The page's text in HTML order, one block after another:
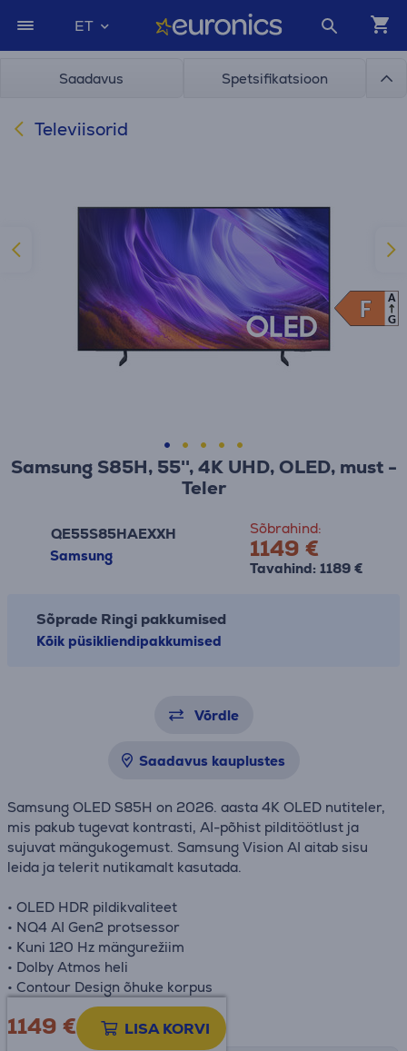
ET
Saadavus Spetsifikatsioon
Televiisorid
Samsung S85H, 55'', 4K UHD, OLED, must -
Teler
QE55S85HAEXXH
Samsung
Sõbrahind:
1149 €
Tavahind: 1189 €
Sõprade Ringi pakkumised
Kõik püsikliendipakkumised
Võrdle
Saadavus kauplustes
Samsung OLED S85H on 2026. aasta 4K OLED nutiteler,
mis pakub tugevat kontrasti, AI-põhist pilditöötlust ja
sujuvat mängukogemust. Samsung Vision AI aitab sisu
leida ja telerit nutikamalt kasutada.
• OLED HDR pildikvaliteet
• NQ4 AI Gen2 protsessor
• Kuni 120 Hz mängurežiim
• Dolby Atmos heli
• Contour Design õhuke korpus
1149 € LISA KORVI
Toote teabeleht
F
F
A
G